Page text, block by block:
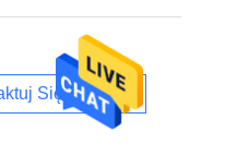
Się Z Nami